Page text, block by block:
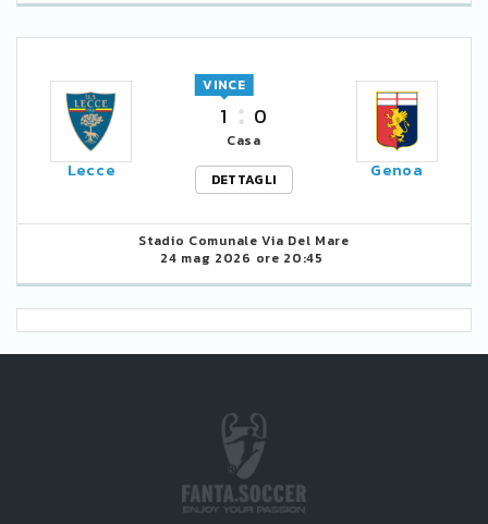
Lecce
1
VINCE
0
Casa
DETTAGLI
Genoa
Stadio Comunale Via Del Mare
24 mag 2026 ore 20:45